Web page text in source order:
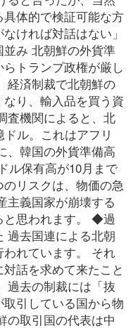
体的で検証可能な方
ければ対話はない」
み 北朝鮮の外貨準
トランプ政権が厳し
経済制裁で北朝鮮の
り、輸入品を買う資
査機関によると、北
ル。これはアフリ
、韓国の外貨準備高
ル保有高が10月まで
リスクは、物価の急
主義国家が崩壊する
と思われます。 ◆過
過去国連による北朝
れています。 それ
話を求めて来たこと
過去の制裁には「抜
引している国から物
の取引国の代表は中